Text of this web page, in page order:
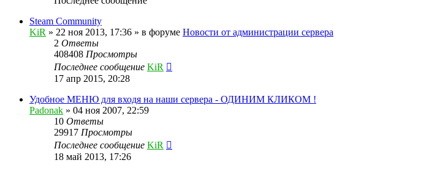
Steam Community
KiR » 22 ноя 2013, 17:36 » в форуме Новости от администрации сервера
2 Ответы
408408 Просмотры
Последнее сообщение KiR
17 апр 2015, 20:28
Удобное МЕНЮ для входя на наши сервера - ОДИНИМ КЛИКОМ !
Padonak » 04 ноя 2007, 22:59
10 Ответы
29917 Просмотры
Последнее сообщение KiR
18 май 2013, 17:26